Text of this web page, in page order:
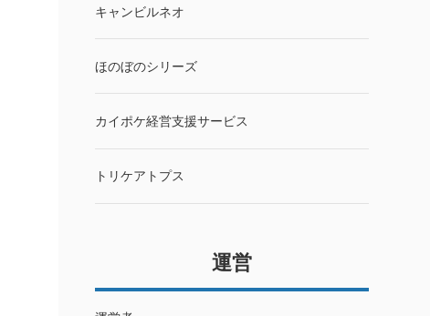
キャンビルネオ
ほのぼのシリーズ
カイポケ経営支援サービス
トリケアトプス
運営